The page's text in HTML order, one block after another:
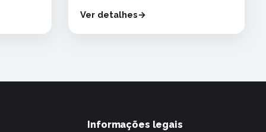
Ver detalhes
Informações legais